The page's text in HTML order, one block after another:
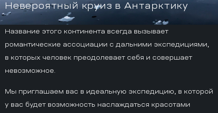
Невероятный круиз в Антарктику
Название этого континента всегда вызывает
романтические ассоциации с дальними экспедициями,
в которых человек преодолевает себя и совершает
невозможное.
Мы приглашаем вас в идеальную экспедицию, в которой
у вас будет возможность наслаждаться красотами